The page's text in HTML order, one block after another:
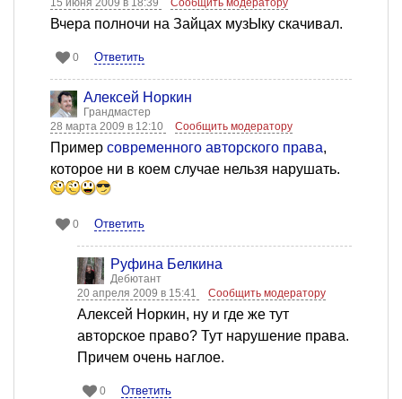
15 июня 2009 в 18:39
Сообщить модератору
Вчера полночи на Зайцах музЫку скачивал.
0 Ответить
Алексей Норкин
Грандмастер
28 марта 2009 в 12:10
Сообщить модератору
Пример современного авторского права,
которое ни в коем случае нельзя нарушать.
0 Ответить
Руфина Белкина
Дебютант
20 апреля 2009 в 15:41
Сообщить модератору
Алексей Норкин, ну и где же тут
авторское право? Тут нарушение права.
Причем очень наглое.
0 Ответить